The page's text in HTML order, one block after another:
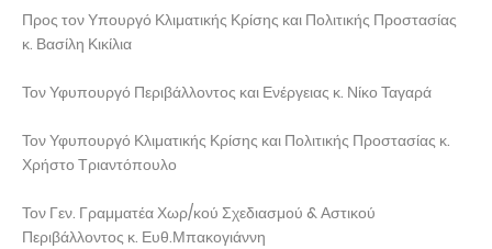
Προς τον Υπουργό Κλιματικής Κρίσης και Πολιτικής Προστασίας
κ. Βασίλη Κικίλια
Τον Υφυπουργό Περιβάλλοντος και Ενέργειας κ. Νίκο Ταγαρά
Τον Υφυπουργό Κλιματικής Κρίσης και Πολιτικής Προστασίας κ.
Χρήστο Τριαντόπουλο
Τον Γεν. Γραμματέα Χωρ/κού Σχεδιασμού & Αστικού
Περιβάλλοντος κ. Ευθ.Μπακογιάννη